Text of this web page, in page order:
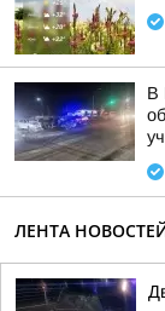
В
ЛЕНТА